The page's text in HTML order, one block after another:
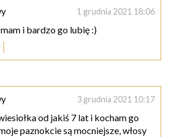
1 grudnia 2021 18:06
i bardzo go lubię :)
3 grudnia 2021 10:17
od jakiś 7 lat i kocham go
paznokcie są mocniejsze, włosy